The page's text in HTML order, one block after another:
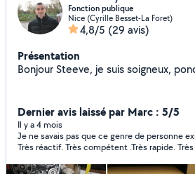
Fonction publique
Nice (Cyrille Besset-La Foret)
4,8/5 (29 avis)
Présentation
Bonjour Steeve, je suis soigneux,
Dernier avis laissé par Marc : 5/5
Il y a 4 mois
Je ne savais pas que ce genre de personne
Très réactif. Très compétent .Très rapide.